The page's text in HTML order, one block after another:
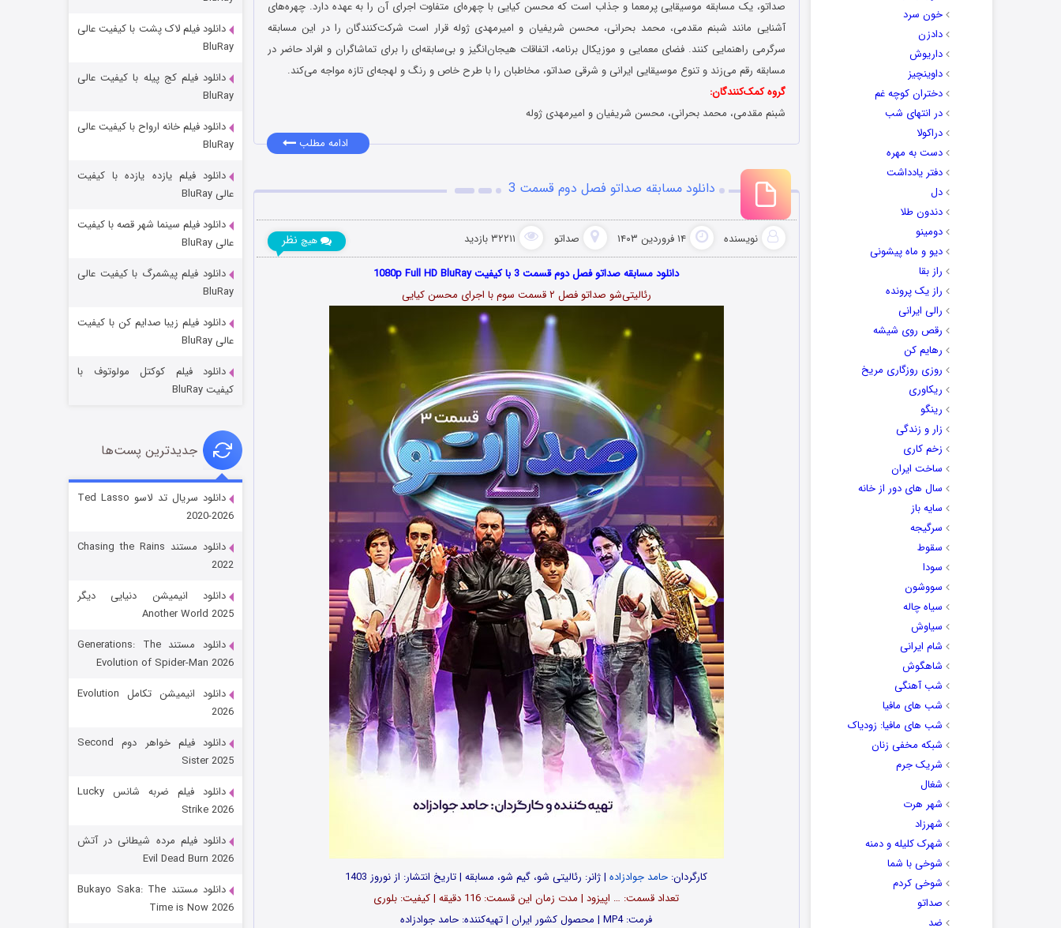
خون سرد
دادزن
داریوش
داوینچیز
دختران کوچه غم
در انتهای شب
دراکولا
دست به مهره
دفتر یادداشت
دل
دندون طلا
دومینو
دیو و ماه پیشونی
راز بقا
راز یک پرونده
رالی ایرانی
رقص روی شیشه
رهایم کن
روزی روزگاری مریخ
ریکاوری
رینگو
زار و زندگی
زخم کاری
ساخت ایران
سال های دور از خانه
سایه باز
سرگیجه
سقوط
سودا
سووشون
سیاه چاله
سیاوش
شام ایرانی
شاهگوش
شب آهنگی
شب های مافیا
شب های مافیا: زودیاک
شبکه مخفی زنان
شریک جرم
شغال
شهر هرت
شهرزاد
شهرک کلیله و دمنه
شوخی با شما
شوخی کردم
صداتو
ضد
صداتو، یک مسابقه موسیقایی پرمعما و جذاب است که محسن کیایی با چهره‌ای متفاوت اجرای آن را به عهده دارد. چهره‌های
آشنایی مانند شبنم مقدمی، محمد بحرانی، محسن شریفیان و امیرمهدی ژوله قرار است شرکت‌کنندگان را در این مسابقه
سرگرمی راهنمایی کنند. فضای معمایی و موزیکال برنامه، اتفاقات هیجان‌انگیز و بی‌سابقه‌ای را برای تماشاگران و افراد حاضر در
مسابقه رقم می‌زند و تنوع موسیقایی ایرانی و شرقی صداتو، مخاطبان را با طرح خاص و رنگ و لهجه‌ای تازه‌ مواجه می‌کند.
گروه کمک‌کنندگان:
شبنم مقدمی، محمد بحرانی، محسن شریفیان و امیرمهدی ژوله
ادامه مطلب
دانلود مسابقه صداتو فصل دوم قسمت 3
نویسنده ۱۴ فروردین ۱۴۰۳ صداتو ۳۲۲۱۱ بازدید هیچ نظر
دانلود مسابقه صداتو فصل دوم قسمت 3 با کیفیت 1080p Full HD BluRay
رئالیتی‌شو صداتو فصل ۲ قسمت سوم با اجرای محسن کیایی
کارگردان: حامد جوادزاده| ژانر: رئالیتی شو، گیم شو، مسابقه | تاریخ انتشار: از نوروز 1403
تعداد قسمت‌: … اپیزود | مدت زمان این قسمت: 116 دقیقه | کیفیت: بلوری
فرمت: MP4 | محصول کشور ایران | تهیه‌کننده: حامد جوادزاده
خاندان اژدها فصل ۳
جادوگری در مغولستان
قسمت
رویایی برای تو
قسمت
دانلود فیلم لاک پشت با کیفیت عالی
BluRay
دانلود فیلم کج‌ پیله با کیفیت عالی
BluRay
دانلود فیلم خانه ارواح با کیفیت عالی
BluRay
دانلود فیلم یازده یازده با کیفیت
عالی BluRay
دانلود فیلم سینما شهر قصه با کیفیت
عالی BluRay
دانلود فیلم پیشمرگ با کیفیت عالی
BluRay
دانلود فیلم زیبا صدایم کن با کیفیت
عالی BluRay
دانلود فیلم کوکتل مولوتوف با
کیفیت BluRay
جدیدترین پست‌ها
دانلود سریال تد لاسو Ted Lasso
2020-2026
دانلود مستند Chasing the Rains
2022
دانلود انیمیشن دنیایی دیگر
Another World 2025
دانلود مستند Generations: The
Evolution of Spider-Man 2026
دانلود انیمیشن تکامل Evolution
2026
دانلود فیلم خواهر دوم Second
Sister 2025
دانلود فیلم ضربه شانس Lucky
Strike 2026
دانلود فیلم مرده شیطانی در آتش
Evil Dead Burn 2026
دانلود مستند Bukayo Saka: The
Time is Now 2026